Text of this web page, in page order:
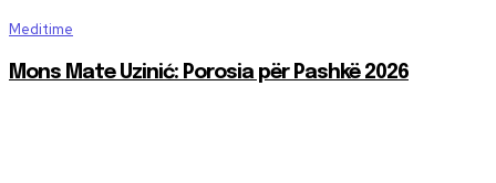
Meditime
Mons Mate Uzinić: Porosia për Pashkë 2026